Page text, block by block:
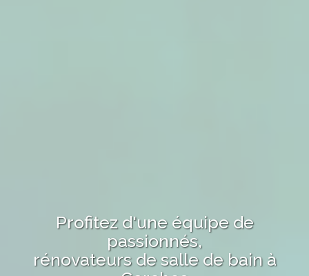
Profitez d'une équipe de
passionnés,
rénovateurs de salle de bainà